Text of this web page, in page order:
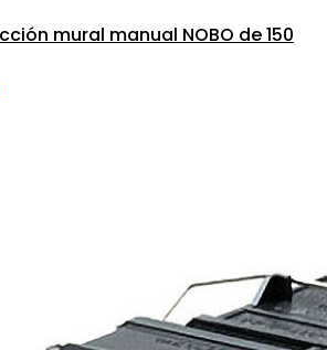
mural manual NOBO de 150